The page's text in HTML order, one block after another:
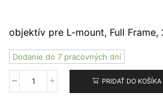
objektív pre L-mount, Full Frame,
Dodanie do 7 pracovných dní
množstvo
PRIDAŤ DO KOŠÍKA